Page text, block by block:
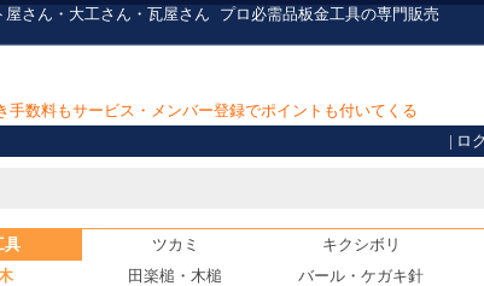
さん・大工さん・瓦屋さん プロ必需品板金工具の専門販売
数料もサービス・メンバー登録でポイントも付いてくる
| ロ
具 ツカミ キクシボリ
田楽槌・木槌 バール・ケガキ針